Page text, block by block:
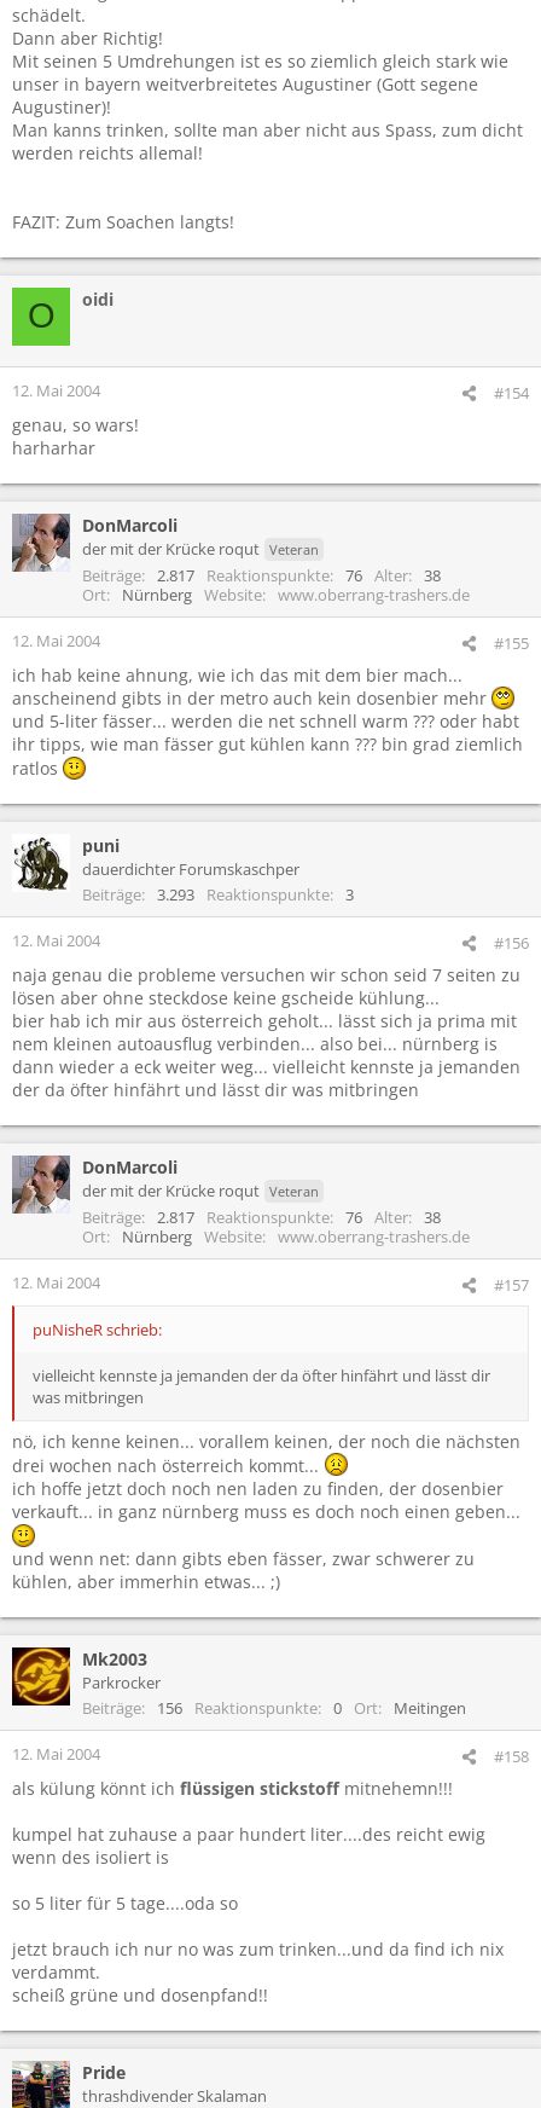
schädelt.
Dann aber Richtig!
Mit seinen 5 Umdrehungen ist es so ziemlich gleich stark wie
unser in bayern weitverbreitetes Augustiner (Gott segene
Augustiner)!
Man kanns trinken, sollte man aber nicht aus Spass, zum dicht
werden reichts allemal!
FAZIT: Zum Soachen langts!
O oidi
12. Mai 2004 #154
genau, so wars!
harharhar
DonMarcoli
der mit der Krücke roqut Veteran
Beiträge 2.817 Reaktionspunkte 76 Alter
38
Ort
Nürnberg Website www.oberrang-trashers.de
12. Mai 2004 #155
ich hab keine ahnung, wie ich das mit dem bier mach...
anscheinend gibts in der metro auch kein dosenbier mehr
und 5-liter fässer... werden die net schnell warm ??? oder habt
ihr tipps, wie man fässer gut kühlen kann ??? bin grad ziemlich
ratlos
puni
dauerdichter Forumskaschper
Beiträge
3.293 Reaktionspunkte 3
12. Mai 2004 #156
naja genau die probleme versuchen wir schon seid 7 seiten zu
lösen aber ohne steckdose keine gscheide kühlung...
bier hab ich mir aus österreich geholt... lässt sich ja prima mit
nem kleinen autoausflug verbinden... also bei... nürnberg is
dann wieder a eck weiter weg... vielleicht kennste ja jemanden
der da öfter hinfährt und lässt dir was mitbringen
DonMarcoli
der mit der Krücke roqut Veteran
Beiträge 2.817 Reaktionspunkte 76 Alter
38
Ort
Nürnberg Website www.oberrang-trashers.de
12. Mai 2004 #157
puNisheR schrieb:
vielleicht kennste ja jemanden der da öfter hinfährt und lässt dir
was mitbringen
nö, ich kenne keinen... vorallem keinen, der noch die nächsten
drei wochen nach österreich kommt...
ich hoffe jetzt doch noch nen laden zu finden, der dosenbier
verkauft... in ganz nürnberg muss es doch noch einen geben...
und wenn net: dann gibts eben fässer, zwar schwerer zu
kühlen, aber immerhin etwas... ;)
Mk2003
Parkrocker
Beiträge
156 Reaktionspunkte 0 Ort Meitingen
12. Mai 2004 #158
als külung könnt ich flüssigen stickstoffmitnehemn!!!
kumpel hat zuhause a paar hundert liter....des reicht ewig
wenn des isoliert is
so 5 liter für 5 tage....oda so
jetzt brauch ich nur no was zum trinken...und da find ich nix
verdammt.
scheiß grüne und dosenpfand!!
Pride
thrashdivender Skalaman